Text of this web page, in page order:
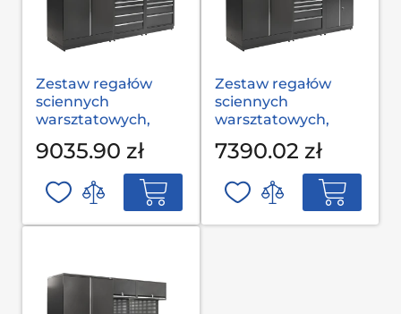
Zestaw regałów
sciennych
warsztatowych,
L-03-001 S op
9035.90 zł
Zestaw regałów
sciennych
warsztatowych,
L-03-002 G(2,0) op
7390.02 zł